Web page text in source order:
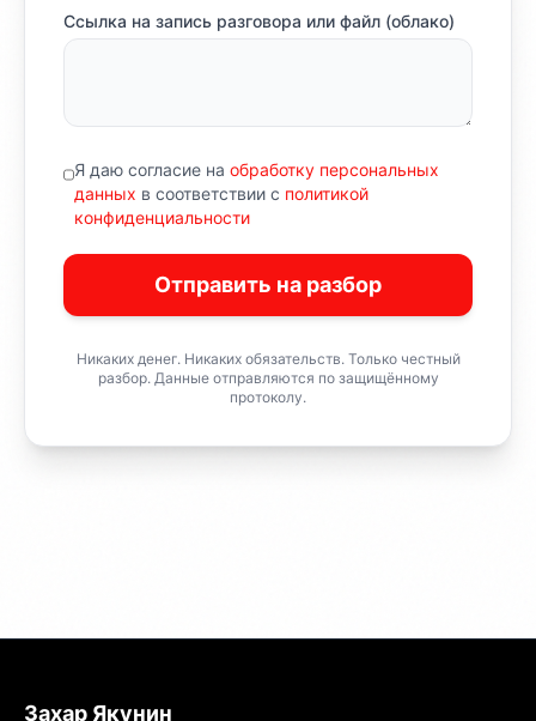
Ссылка на запись разговора или файл (облако)
Я даю согласие наобработку персональных
данных в соответствии с политикой
конфиденциальности
Отправить на разбор
Никаких денег. Никаких обязательств. Только честный
разбор. Данные отправляются по защищённому
протоколу.
Захар Якунин